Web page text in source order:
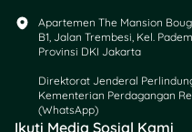
kerugian.
Apartemen The Mansion
B1, Jalan Trembesi, Kel.
Provinsi DKI Jakarta
Direktorat Jenderal
Kementerian Perdagangan
(WhatsApp)​
Ikuti Media Sosial Kami